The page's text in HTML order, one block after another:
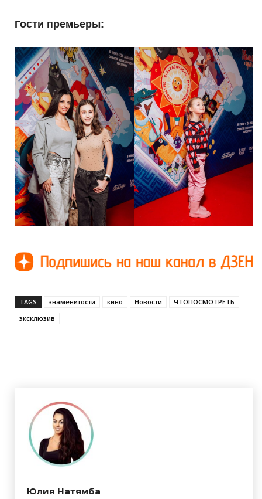
Гости премьеры:
TAGS знаменитости кино Новости
ЧТОПОСМОТРЕТЬ
эксклюзив
Юлия Натямба